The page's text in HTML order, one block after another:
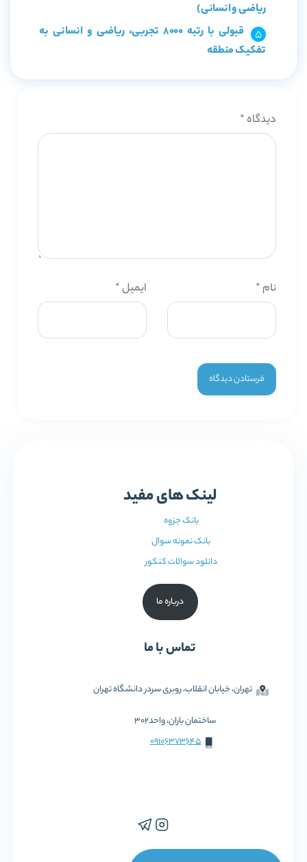
ریاضی و انسانی)
قبولی با رتبه 8000 تجربی، ریاضی و انسانی به
تفکیک منطقه
دیدگاه *
نام * ایمیل*
لینک های مفید
بانک جزوه
بانک نمونه سوال
دانلود سوالات کنکور
درباره ما
تماس با ما
تهران، خیابان انقلاب، روبری سردر دانشگاه تهران
ساختمان باران، واحد302
09106373645